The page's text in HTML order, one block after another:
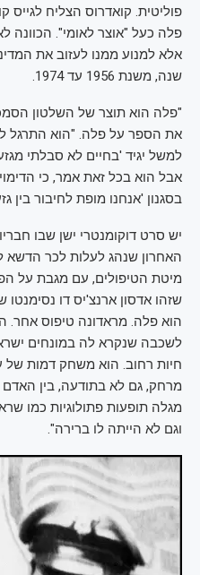
פוליטית. קואדרוס הצליח לגייס
פלה כעל "אוצר לאומי". הכוונה
שנה, משנת 1956 עד 1974.
"פלה הוא תוצר של השלטון
את הספר על פלה. "הוא התרגל
למשל יגיד 'בחיים לא סבלתי
אבל הוא בכל זאת אמר, כי
בסגנון 'אנחנו מופת לחיבור בין
יש סרט דוקומנטרי ישן שבו
האחרון שנהג לעלות לכר הדשא
מיטת הטיפולים, עם מגבת על
שזהו אדסון ארנצ'יס דו
הוא פלה. מראדונה טיפוס
לשכבה שנקרא לה במונחים
חיות רחוב. הוא משחק דמות של
מרחק, גם לא בתודעה, בין
מגלה תופעות פתולוגיות כמו
וגם לא הייתה לו ברירה".